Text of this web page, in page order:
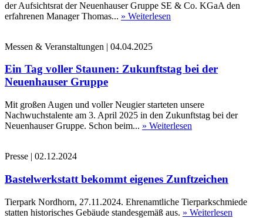
der Aufsichtsrat der Neuenhauser Gruppe SE & Co. KGaA den
erfahrenen Manager Thomas... » Weiterlesen
Messen & Veranstaltungen | 04.04.2025
Ein Tag voller Staunen: Zukunftstag bei der
Neuenhauser Gruppe
Mit großen Augen und voller Neugier starteten unsere
Nachwuchstalente am 3. April 2025 in den Zukunftstag bei der
Neuenhauser Gruppe. Schon beim... » Weiterlesen
Presse | 02.12.2024
Bastelwerkstatt bekommt eigenes Zunftzeichen
Tierpark Nordhorn, 27.11.2024. Ehrenamtliche Tierparkschmiede
statten historisches Gebäude standesgemäß aus. » Weiterlesen